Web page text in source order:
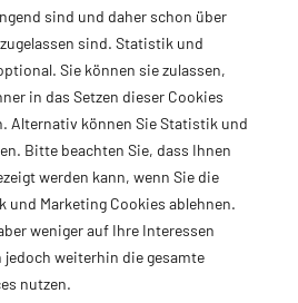
sind und daher schon über
sind. Statistik und
Sie können sie zulassen,
in das Setzen dieser Cookies
Alternativ können Sie Statistik und
Bitte beachten Sie, dass Ihnen
werden kann, wenn Sie die
und Marketing Cookies ablehnen.
weniger auf Ihre Interessen
weiterhin die gesamte
nutzen.